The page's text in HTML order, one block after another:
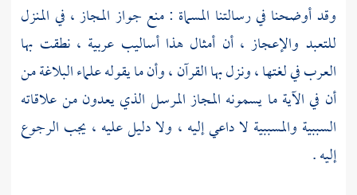
وقد أوضحنا في رسالتنا المسماة : منع جواز المجاز ، في المنزل
للتعبد والإعجاز ، أن أمثال هذا أساليب عربية ، نطقت بها
العرب في لغتها ، ونزل بها القرآن ، وأن ما يقوله علماء البلاغة من
أن في الآية ما يسمونه المجاز المرسل الذي يعدون من علاقاته
السببية والمسببية لا داعي إليه ، ولا دليل عليه ، يجب الرجوع
إليه .